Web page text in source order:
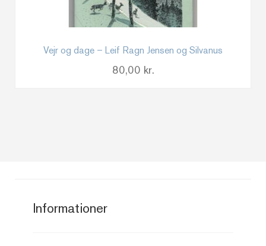
Vejr og dage – Leif Ragn Jensen og Silvanus
80,00 kr.
Informationer